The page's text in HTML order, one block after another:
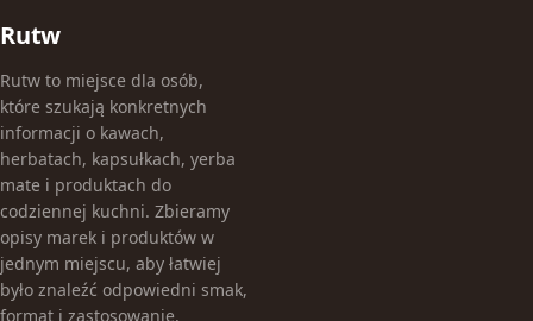
Rutw
Rutw to miejsce dla osób,
które szukają konkretnych
informacji o kawach,
herbatach, kapsułkach, yerba
mate i produktach do
codziennej kuchni. Zbieramy
opisy marek i produktów w
jednym miejscu, aby łatwiej
było znaleźć odpowiedni smak,
format i zastosowanie.